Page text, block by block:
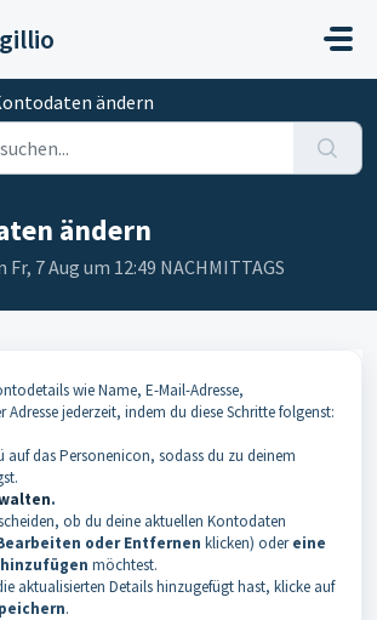
Inhalt gehen
ändern
ändern
7 Aug um 12:49 NACHMITTAGS
wie Name, E-Mail-Adresse,
jederzeit, indem du diese Schritte folgenst:
auf das Personenicon, sodass du zu deinem
.
ob du deine aktuellen Kontodaten
oder Entfernen klicken) odereine
möchtest.
aktualisierten Details hinzugefügt hast, klicke auf
.